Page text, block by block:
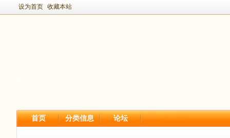
设为首页 收藏本站
首页 分类信息 论坛